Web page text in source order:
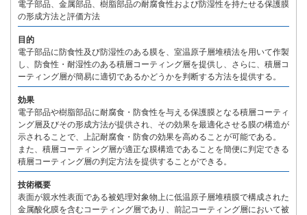
電子部品、金属部品、樹脂部品の耐腐食性および防湿性を持たせる保護膜
の形成方法と評価方法
目的
電子部品に防食性及び防湿性のある膜を、室温原子層堆積法を用いて作製
し、防食性・耐湿性のある積層コーティング層を提供し、さらに、積層コ
ーティング層が簡易に適切であるかどうかを判断する方法を提供する。
効果
電子部品や樹脂部品に耐腐食・防食性を与える保護膜となる積層コーティ
ング層及びその形成方法が提供され、その効果を最適化させる膜の構造が
示されることで、上記耐腐食・防食の効果を高めることが可能である。
また、積層コーティング層が適正な膜構造であることを簡便に判定できる
積層コーティング層の判定方法を提供することができる。
技術概要
表面が親水性表面である被処理対象物上に低温原子層堆積膜で構成された
金属酸化膜を含むコーティング層であり、前記コーティング層において被